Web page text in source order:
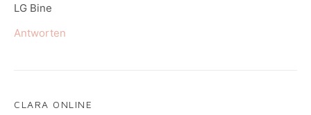
LG Bine
Antworten
CLARA ONLINE